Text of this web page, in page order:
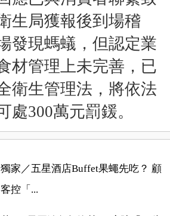
生局獲報後到場稽
發現螞蟻，但認定業
材管理上未完善，已
衛生管理法，將依法
處300萬元罰鍰。
獨家／五星酒店Buffet果蠅先吃？ 顧
客控「...